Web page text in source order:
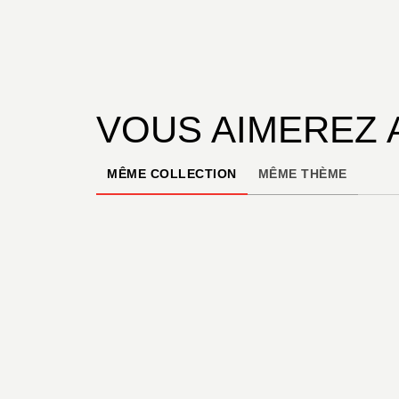
VOUS AIMEREZ
MÊME COLLECTION MÊME THÈME